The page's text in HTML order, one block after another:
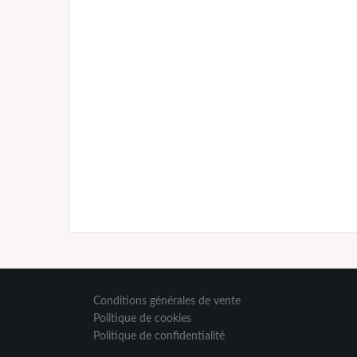
Conditions générales de vente
Politique de cookies
Politique de confidentialité